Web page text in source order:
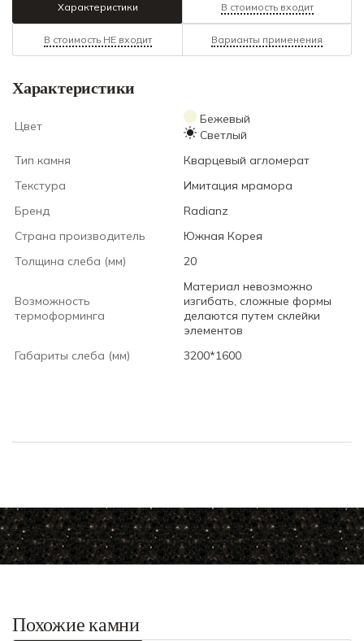
Характеристики В стоимость входит
В стоимость НЕ входит Варианты применения
Характеристики
Цвет
Бежевый
Светлый
Тип камня
Кварцевый агломерат
Текстура
Имитация мрамора
Бренд
Radianz
Страна производитель
Южная Корея
Толщина слеба (мм)
20
Возможность
термоформинга
Материал невозможно
изгибать, сложные формы
делаются путем склейки
элементов
Габариты слеба (мм)
3200*1600
Похожие камни